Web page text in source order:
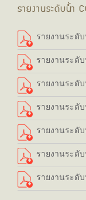
รายงานระดับน้ำ
รายงานระดั
รายงานระดั
รายงานระดั
รายงานระดั
รายงานระดั
รายงานระดั
รายงานระดั